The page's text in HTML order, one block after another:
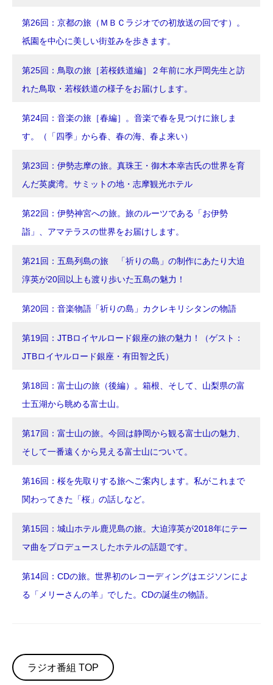
第26回：京都の旅（ＭＢＣラジオでの初放送の回です）。
祇園を中心に美しい街並みを歩きます。
第25回：鳥取の旅［若桜鉄道編］２年前に水戸岡先生と訪
れた鳥取・若桜鉄道の様子をお届けします。
第24回：音楽の旅［春編］。音楽で春を見つけに旅しま
す。（「四季」から春、春の海、春よ来い）
第23回：伊勢志摩の旅。真珠王・御木本幸吉氏の世界を育
んだ英虞湾。サミットの地・志摩観光ホテル
第22回：伊勢神宮への旅。旅のルーツである「お伊勢
詣」、アマテラスの世界をお届けします。
第21回：五島列島の旅 「祈りの島」の制作にあたり大迫
淳英が20回以上も渡り歩いた五島の魅力！
第20回：音楽物語「祈りの島」カクレキリシタンの物語
第19回：JTBロイヤルロード銀座の旅の魅力！（ゲスト：
JTBロイヤルロード銀座・有田智之氏）
第18回：富士山の旅（後編）。箱根、そして、山梨県の富
士五湖から眺める富士山。
第17回：富士山の旅。今回は静岡から観る富士山の魅力、
そして一番遠くから見える富士山について。
第16回：桜を先取りする旅へご案内します。私がこれまで
関わってきた「桜」の話しなど。
第15回：城山ホテル鹿児島の旅。大迫淳英が2018年にテー
マ曲をプロデュースしたホテルの話題です。
第14回：CDの旅。世界初のレコーディングはエジソンによ
る「メリーさんの羊」でした。CDの誕生の物語。
ラジオ番組 TOP